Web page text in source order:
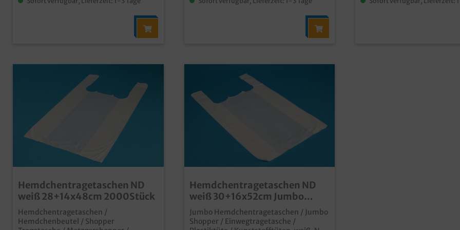
Bioplast Material an
Hemdchentragetaschen ND
weiß 28+14x48cm 2000Stück
Hemdchentragetaschen /
Hemdchenbeutel / Shopper
Hemdchentragetaschen ND
weiß 30+16x52cm Jumbo
2000St
Jumbo Hemdchentragetaschen / Jumbo
Shopper / Einwegtragetasche /